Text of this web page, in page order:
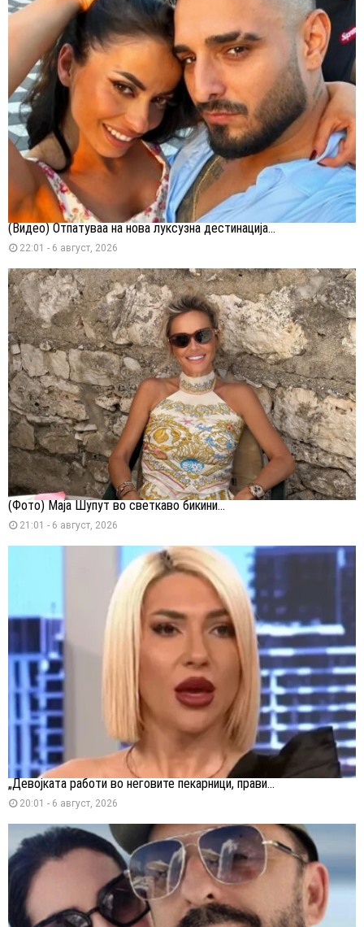
(Видео) Отпатуваа на нова луксузна дестинација...
22:01 - 6 август, 2026
(Фото) Маја Шупут во светкаво бикини...
21:01 - 6 август, 2026
„Девојката работи во неговите пекарници, прави...
20:01 - 6 август, 2026